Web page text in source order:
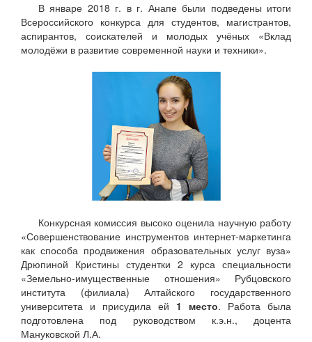
В январе 2018 г. в г. Анапе были подведены итоги
Всероссийского конкурса для студентов, магистрантов,
аспирантов, соискателей и молодых учёных «Вклад
молодёжи в развитие современной науки и техники».
Конкурсная комиссия высоко оценила научную работу
«Совершенствование инструментов интернет-маркетинга
как способа продвижения образовательных услуг вуза»
Дрюпиной Кристины студентки 2 курса специальности
«Земельно-имущественные отношения» Рубцовского
института (филиала) Алтайского государственного
университета и присудила ей 1 место. Работа была
подготовлена под руководством к.э.н., доцента
Мануковской Л.А.